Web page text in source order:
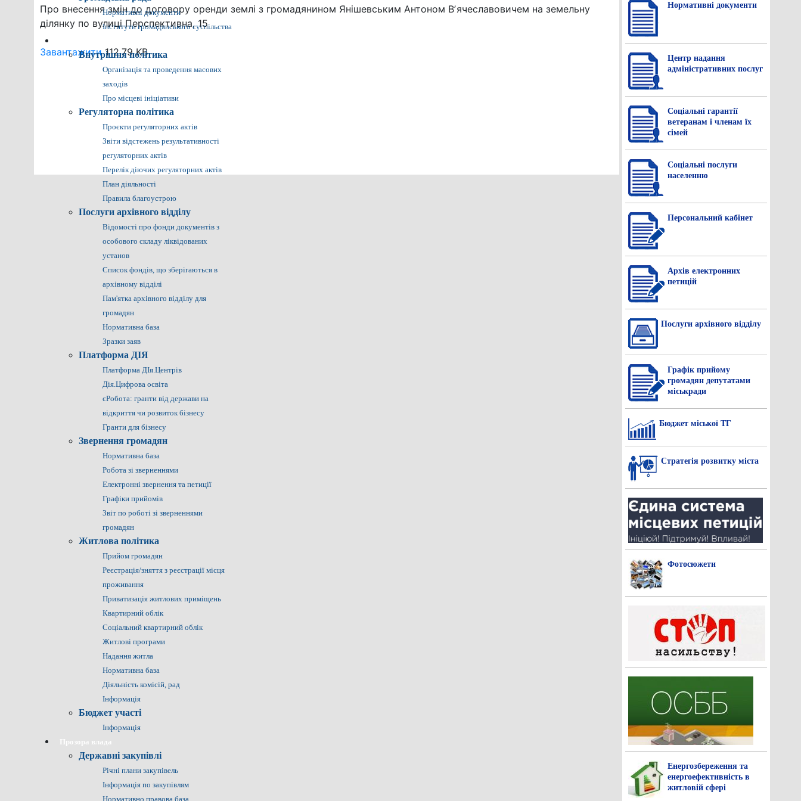
Нормативні документи
Інститути громадянського суспільства
Внутрішня політика
Організація та проведення масових
заходів
Про місцеві ініціативи
Регуляторна політика
Проєкти регуляторних актів
Звіти відстежень результативності
регуляторних актів
Перелік діючих регуляторних актів
План діяльності
Правила благоустрою
Послуги архівного відділу
Відомості про фонди документів з
особового складу ліквідованих
установ
Список фондів, що зберігаються в
архівному відділі
Пам'ятка архівного відділу для
громадян
Нормативна база
Зразки заяв
Платформа ДІЯ
Платформа ДІя.Центрів
Дія.Цифрова освіта
єРобота: гранти від держави на
відкриття чи розвиток бізнесу
Гранти для бізнесу
Звернення громадян
Нормативна база
Робота зі зверненнями
Електронні звернення та петиції
Графіки прийомів
Звіт по роботі зі зверненнями
громадян
Житлова політика
Прийом громадян
Реєстрація/зняття з реєстрації місця
проживання
Приватизація житлових приміщень
Квартирний облік
Соціальний квартирний облік
Житлові програми
Надання житла
Нормативна база
Діяльність комісій, рад
Інформація
Бюджет участі
Інформація
Прозора влада
Державні закупівлі
Річні плани закупівель
Інформація по закупівлям
Нормативно правова база
Про внесення змін до договору оренди землі з громадянином Янішевським Антоном Вʼячеславовичем на земельну
ділянку по вулиці Перспективна, 15
Завантажити112.79 KB
Нормативнi документи
Центр надання
адміністративних послуг
Соціальні гарантії
ветеранам і членам їх
сімей
Соціальні послуги
населенню
Персональний кабінет
Архів електронних
петицій
Послуги архівного відділу
Графік прийому
громадян депутатами
міськради
Бюджет міської ТГ
Стратегія розвитку міста
Фотосюжети
Енергозбереження та
енергоефективність в
житловій сфері